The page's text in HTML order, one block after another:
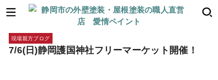
現場親方ブログ
7/6(日)静岡護国神社フリーマーケット開催！